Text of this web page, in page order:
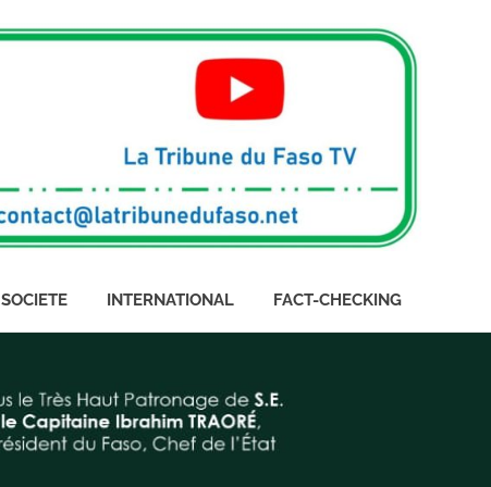
SOCIETE INTERNATIONAL FACT-CHECKING